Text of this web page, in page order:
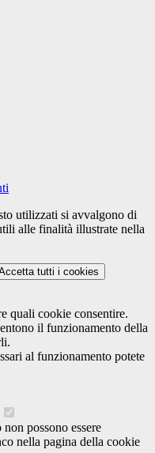
utilizzati si avvalgono di
alle finalità illustrate nella
tutti i cookies
quali cookie consentire.
il funzionamento della
al funzionamento potete
possono essere
nella pagina della cookie